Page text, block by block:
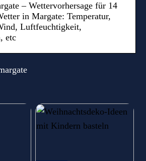
– Wettervorhersage für 14
in Margate: Temperatur,
Luftfeuchtigkeit,
etc